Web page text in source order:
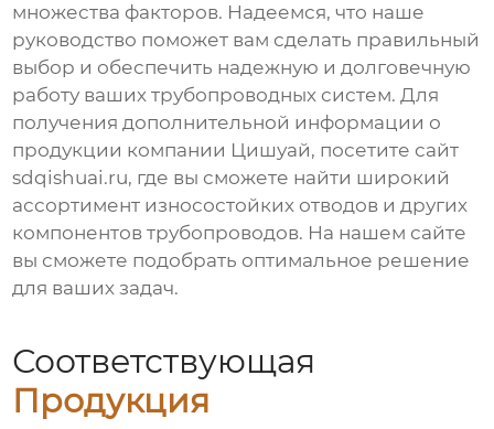
множества факторов. Надеемся, что наше
руководство поможет вам сделать правильный
выбор и обеспечить надежную и долговечную
работу ваших трубопроводных систем. Для
получения дополнительной информации о
продукции компании Цишуай, посетите сайт
sdqishuai.ru, где вы сможете найти широкий
ассортимент износостойких отводов и других
компонентов трубопроводов. На нашем сайте
вы сможете подобрать оптимальное решение
для ваших задач.
Соответствующая
Продукция